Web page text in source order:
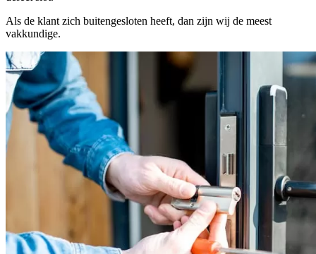
Als de klant zich buitengesloten heeft, dan zijn wij de meest
vakkundige.